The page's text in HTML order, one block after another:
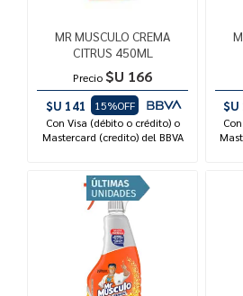
MR MUSCULO CREMA
CITRUS 450ML
Precio $U 166
$U 141
15%OFF
Con Visa (débito o crédito) o
Mastercard (credito) del BBVA
$U